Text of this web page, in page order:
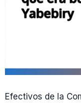
Efectivos de la